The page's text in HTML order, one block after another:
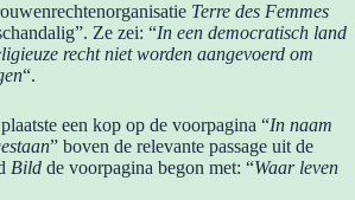
Terre des Femmes
Ze zei: “In een democratisch land
recht niet worden aangevoerd om
“.
plaatste een kop op de voorpagina “In naam
” boven de relevante passage uit de
Bild de voorpagina begon met: “Waar leven